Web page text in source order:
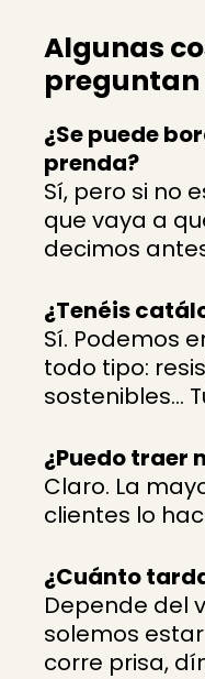
Algunas
preguntan
¿Se puede
prenda?
Sí, pero si no
que vaya a
decimos
¿Tenéis
Sí. Podemos
todo tipo:
sostenibles…
¿Puedo traer
Claro. La
clientes lo
¿Cuánto
Depende del
solemos
corre prisa,